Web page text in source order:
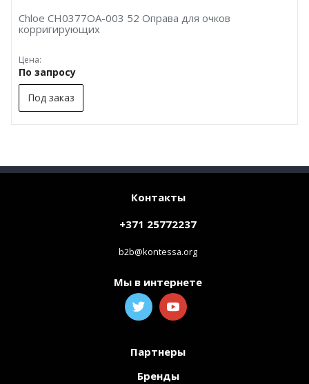
Chloe CH0377OA-003 52 Оправа для очков
корригирующих
Цена:
По запросу
Под заказ
Контакты
+371 25772237
b2b@kontessa.org
Мы в интернете
Партнеры
Бренды